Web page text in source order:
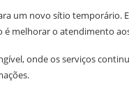
um novo sítio temporário.
melhorar o atendimento
onde os serviços